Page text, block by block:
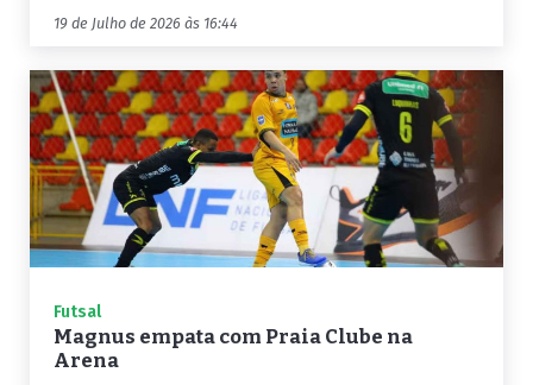
19 de Julho de 2026 às 16:44
Futsal
Magnus empata com Praia Clube na
Arena